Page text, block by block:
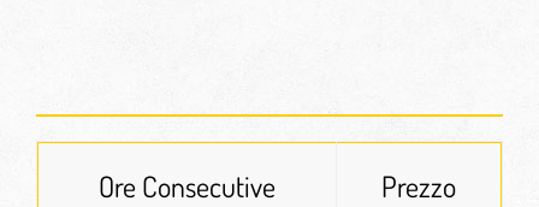
Ore Consecutive Prezzo